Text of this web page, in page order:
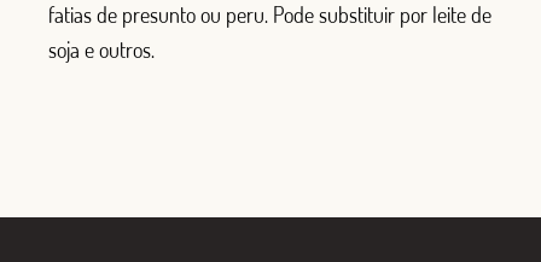
fatias de presunto ou peru. Pode substituir por leite de
soja e outros.